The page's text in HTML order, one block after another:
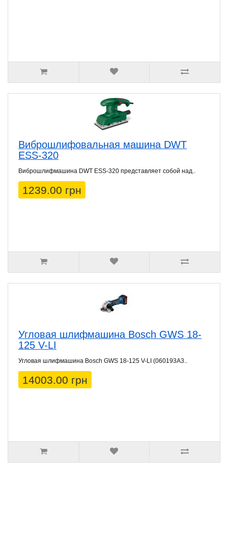
Виброшлифовальная машина DWT
ESS-320
Виброшлифмашина DWT ESS-320 представляет собой над..
1239.00 грн
Угловая шлифмашина Bosch GWS 18-
125 V-LI
Угловая шлифмашина Bosch GWS 18-125 V-LI (060193A3..
14003.00 грн